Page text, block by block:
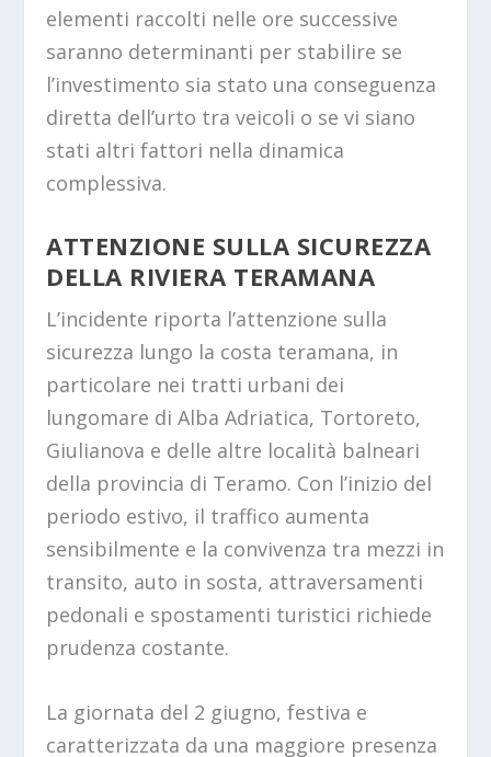
elementi raccolti nelle ore successive
saranno determinanti per stabilire se
l’investimento sia stato una conseguenza
diretta dell’urto tra veicoli o se vi siano
stati altri fattori nella dinamica
complessiva.
ATTENZIONE SULLA SICUREZZA
DELLA RIVIERA TERAMANA
L’incidente riporta l’attenzione sulla
sicurezza lungo la costa teramana, in
particolare nei tratti urbani dei
lungomare di Alba Adriatica, Tortoreto,
Giulianova e delle altre località balneari
della provincia di Teramo. Con l’inizio del
periodo estivo, il traffico aumenta
sensibilmente e la convivenza tra mezzi in
transito, auto in sosta, attraversamenti
pedonali e spostamenti turistici richiede
prudenza costante.
La giornata del 2 giugno, festiva e
caratterizzata da una maggiore presenza